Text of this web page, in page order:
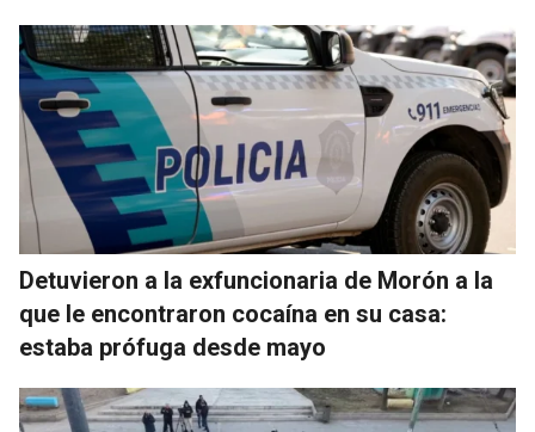
Detuvieron a la exfuncionaria de Morón a la
que le encontraron cocaína en su casa:
estaba prófuga desde mayo